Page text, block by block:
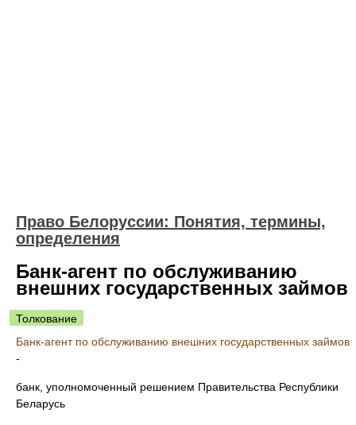
Право Белоруссии: Понятия, термины,
определения
Банк-агент по обслуживанию
внешних государственных займов
Толкование
Банк-агент по обслуживанию внешних государственных займов
-
банк, уполномоченный решением Правительства Республики
Беларусь